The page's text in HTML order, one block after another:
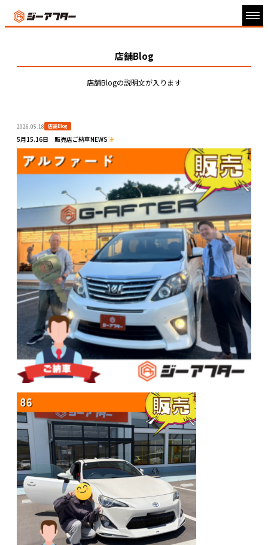
店舗Blog
店舗Blogの説明文が入ります
2026.05.18 店舗Blog
5月15.16日 販売店ご納車NEWS